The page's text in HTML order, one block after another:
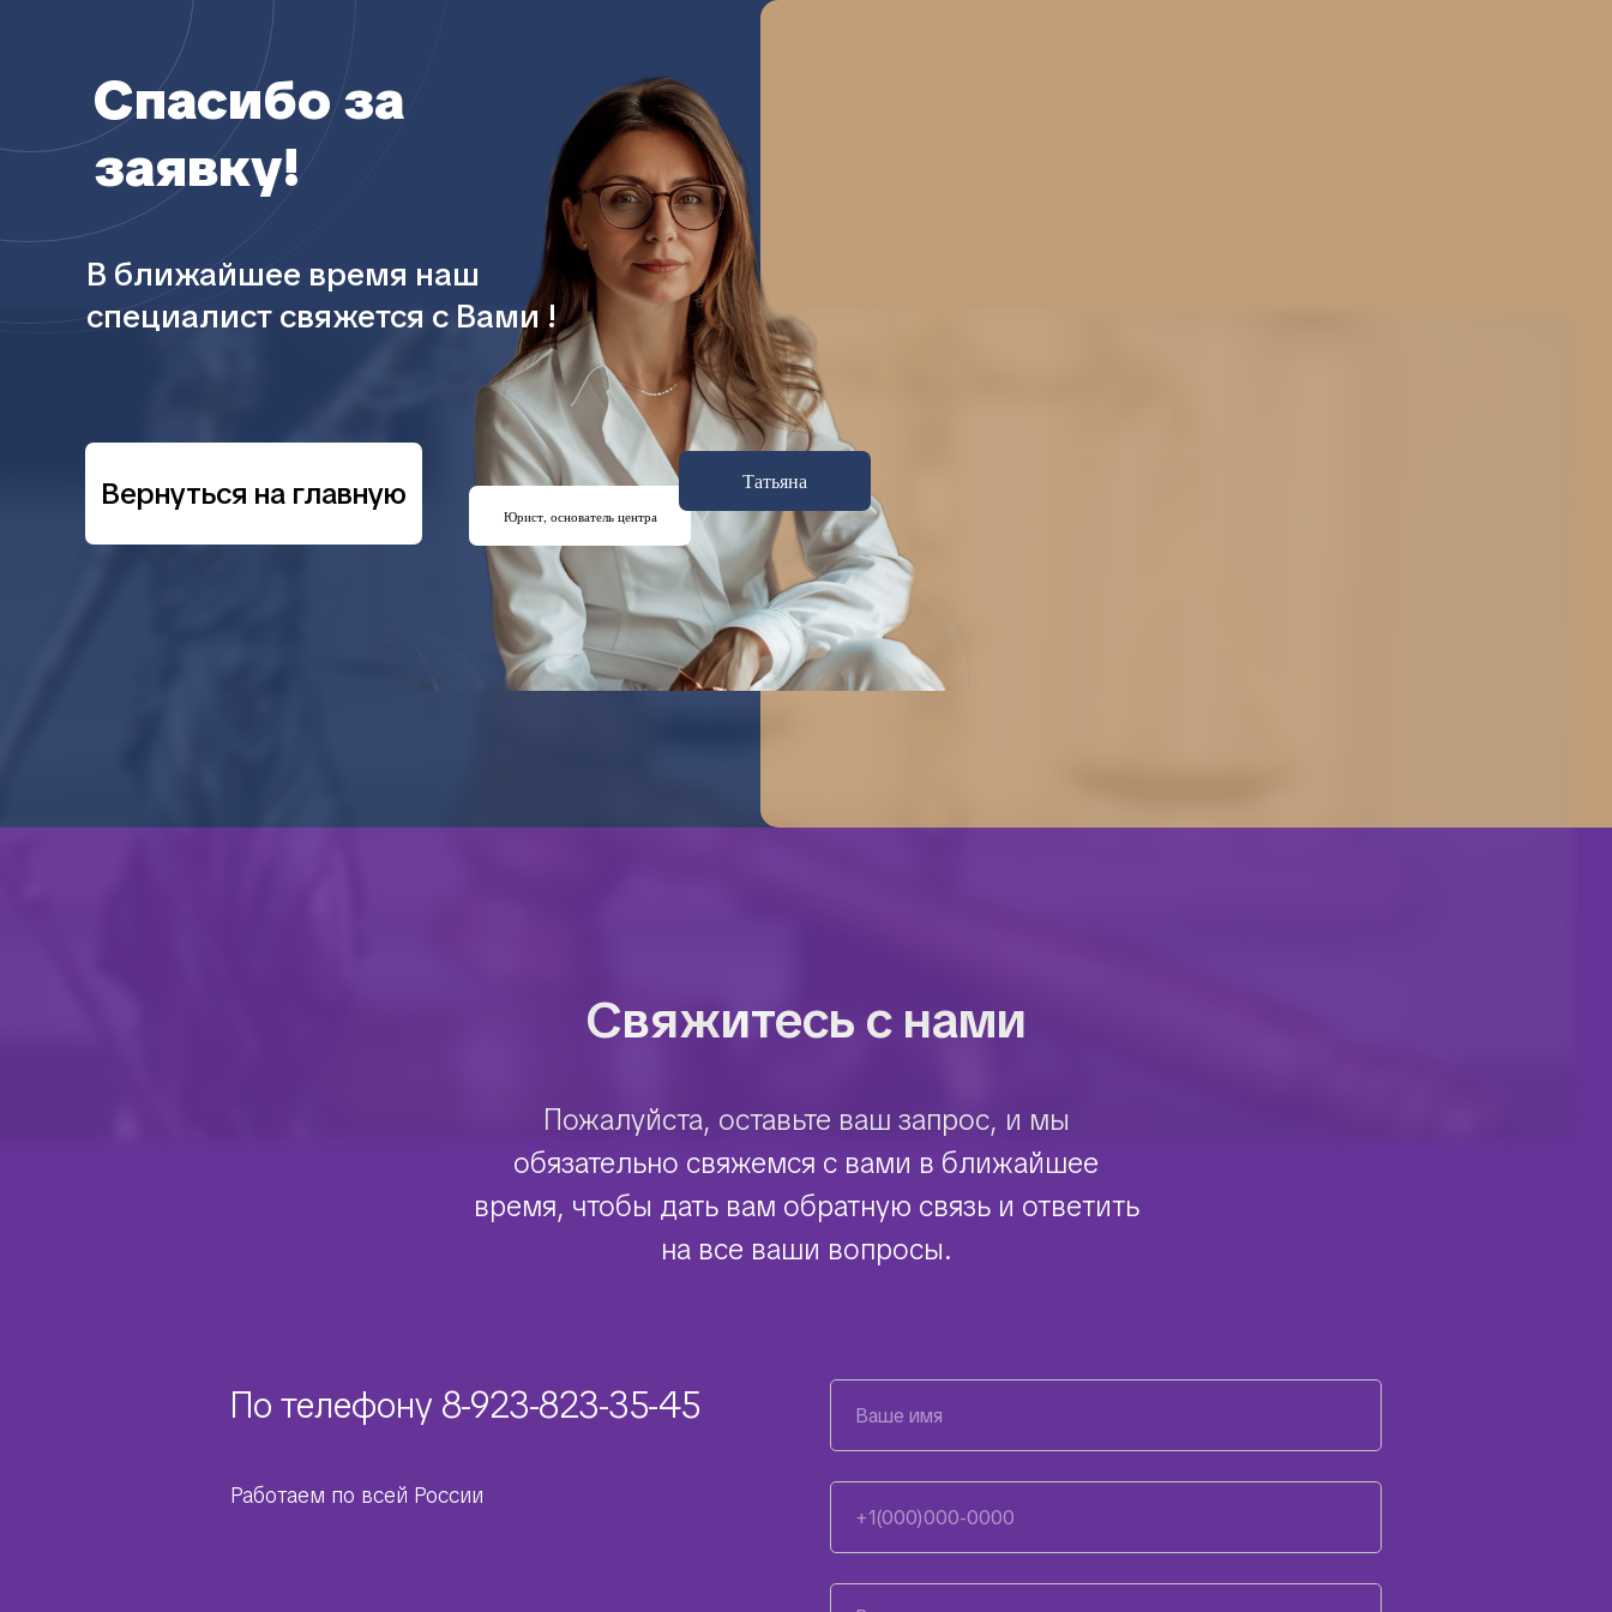
Спасибо за
заявку!
В ближайшее время наш
специалист свяжется с Вами !
Юрист, основатель центра
Вернуться на главную Татьяна
Свяжитесь с нами
Пожалуйста, оставьте ваш запрос, и мы
обязательно свяжемся с вами в ближайшее
время, чтобы дать вам обратную связь и ответить
на все ваши вопросы.
По телефону 8-923-823-35-45
Работаем по всей России